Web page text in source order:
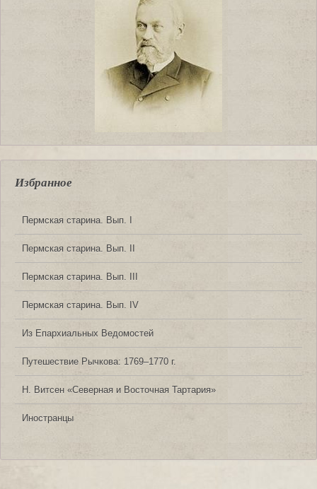
Избранное
Пермская старина. Вып. I
Пермская старина. Вып. II
Пермская старина. Вып. III
Пермская старина. Вып. IV
Из Епархиальных Ведомостей
Путешествие Рычкова: 1769‒1770 г.
Н. Витсен «Северная и Восточная Тартария»
Иностранцы